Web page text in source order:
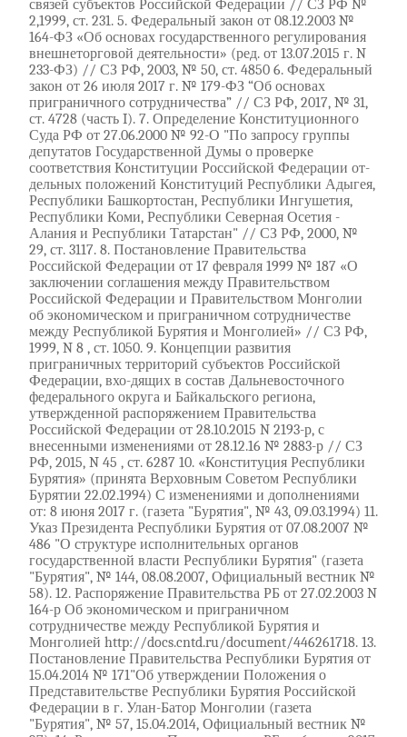
связей субъектов Российской Федерации // СЗ РФ №
2,1999, ст. 231. 5. Федеральный закон от 08.12.2003 №
164-ФЗ «Об основах государственного регулирования
внешнеторговой деятельности» (ред. от 13.07.2015 г. N
233-ФЗ) // СЗ РФ, 2003, № 50, ст. 4850 6. Федеральный
закон от 26 июля 2017 г. № 179-ФЗ “Об основах
приграничного сотрудничества” // СЗ РФ, 2017, № 31,
ст. 4728 (часть I). 7. Определение Конституционного
Суда РФ от 27.06.2000 № 92-О "По запросу группы
депутатов Государственной Думы о проверке
соответствия Конституции Российской Федерации от-
дельных положений Конституций Республики Адыгея,
Республики Башкортостан, Республики Ингушетия,
Республики Коми, Республики Северная Осетия -
Алания и Республики Татарстан" // СЗ РФ, 2000, №
29, ст. 3117. 8. Постановление Правительства
Российской Федерации от 17 февраля 1999 № 187 «О
заключении соглашения между Правительством
Российской Федерации и Правительством Монголии
об экономическом и приграничном сотрудничестве
между Республикой Бурятия и Монголией» // СЗ РФ,
1999, N 8 , ст. 1050. 9. Концепции развития
приграничных территорий субъектов Российской
Федерации, вхо-дящих в состав Дальневосточного
федерального округа и Байкальского региона,
утвержденной распоряжением Правительства
Российской Федерации от 28.10.2015 N 2193-р, с
внесенными изменениями от 28.12.16 № 2883-р // СЗ
РФ, 2015, N 45 , ст. 6287 10. «Конституция Республики
Бурятия» (принята Верховным Советом Республики
Бурятии 22.02.1994) С изменениями и дополнениями
от: 8 июня 2017 г. (газета "Бурятия", № 43, 09.03.1994) 11.
Указ Президента Республики Бурятия от 07.08.2007 №
486 "О структуре исполнительных органов
государственной власти Республики Бурятия" (газета
"Бурятия", № 144, 08.08.2007, Официальный вестник №
58). 12. Распоряжение Правительства РБ от 27.02.2003 N
164-р Об экономическом и приграничном
сотрудничестве между Республикой Бурятия и
Монголией http://docs.cntd.ru/document/446261718. 13.
Постановление Правительства Республики Бурятия от
15.04.2014 № 171"Об утверждении Положения о
Представительстве Республики Бурятия Российской
Федерации в г. Улан-Батор Монголии (газета
"Бурятия", № 57, 15.04.2014, Официальный вестник №